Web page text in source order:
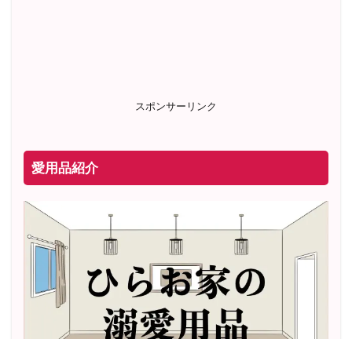
スポンサーリンク
愛用品紹介